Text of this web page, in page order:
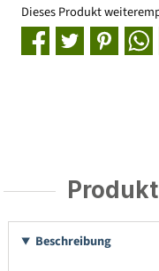
Dieses Produkt
Beschreibung